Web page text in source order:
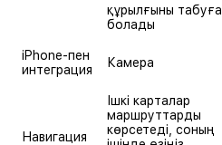
құрылғыны табуға
болады
iPhone-пен
интеграция
Камера
Навигация
Ішкі карталар
маршруттарды
көрсетеді, соның